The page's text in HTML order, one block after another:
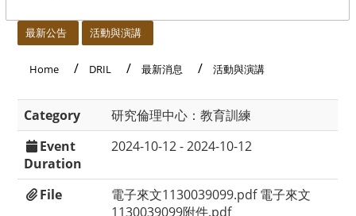
最新公告 活動與演講
Home DRIL 最新消息 活動與演講
Category
研究倫理中心：教育訓練
Event
Duration
2024-10-12 - 2024-10-12
File 電子來文1130039099.pdf 電子來文
1130039099附件.pdf